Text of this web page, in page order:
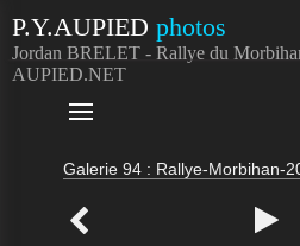
P.Y.AUPIED photos
Jordan BRELET - Rallye du
AUPIED.NET

Galerie 94 : Rallye-Morbihan-
 